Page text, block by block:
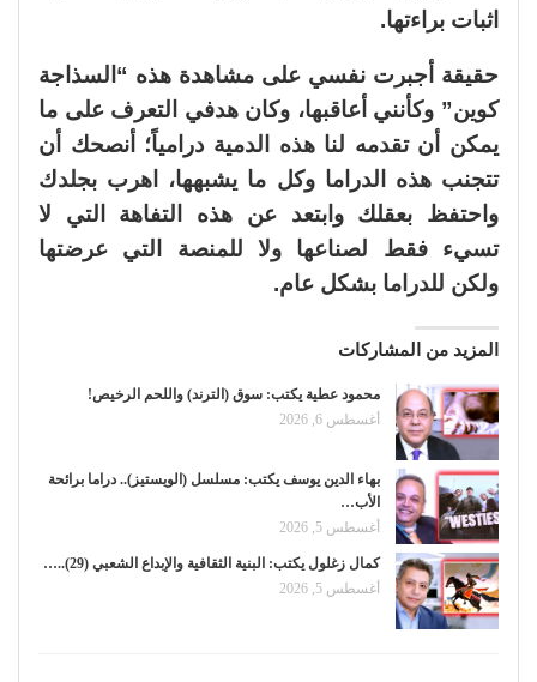
اثبات براءتها.
حقيقة أجبرت نفسي على مشاهدة هذه “السذاجة
كوين” وكأنني أعاقبها، وكان هدفي التعرف على ما
يمكن أن تقدمه لنا هذه الدمية درامياً؛ أنصحك أن
تتجنب هذه الدراما وكل ما يشبهها، اهرب بجلدك
واحتفظ بعقلك وابتعد عن هذه التفاهة التي لا
تسيء فقط لصناعها ولا للمنصة التي عرضتها
ولكن للدراما بشكل عام.
المزيد من المشاركات
محمود عطية يكتب: سوق (الترند) واللحم الرخيص!
أغسطس 6, 2026
بهاء الدين يوسف يكتب: مسلسل (الويستيز).. دراما برائحة
الأب…
أغسطس 5, 2026
كمال زغلول يكتب: البنية الثقافية والإبداع الشعبي (29)..…
أغسطس 5, 2026